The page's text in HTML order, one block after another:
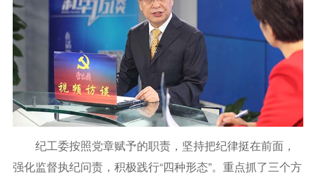
纪工委按照党章赋予的职责，坚持把纪律挺在前面，
强化监督执纪问责，积极践行“四种形态”。重点抓了三个方